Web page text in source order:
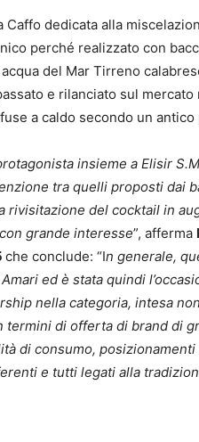
Caffo dedicata alla
perché realizzato con
del Mar Tirreno
e rilanciato sul
a caldo secondo un
insieme a Elisir
tra quelli proposti dai
rivisitazione del cocktail in
grande interesse”, afferma
che conclude: “In generale,
ed è stata quindi
nella categoria, intesa
termini di offerta di brand di
di consumo,
e tutti legati alla